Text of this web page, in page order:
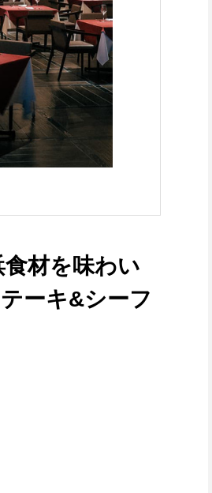
材を味わい
ーキ&シーフ